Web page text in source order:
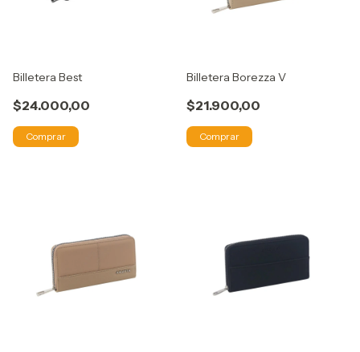
Billetera Best
$24.000,00
Comprar
Billetera Borezza V
$21.900,00
Comprar